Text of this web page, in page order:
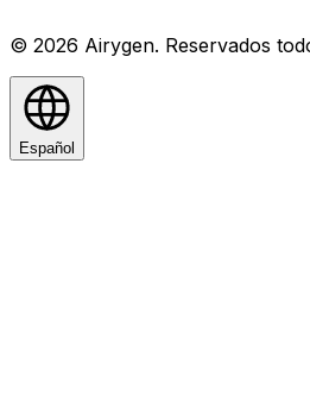
© 2026 Airygen. Reservados
Español